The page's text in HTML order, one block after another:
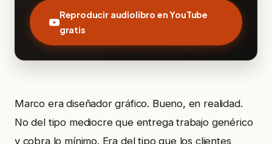
Reproducir audiolibro en YouTube
gratis
Marco era diseñador gráfico. Bueno, en realidad.
No del tipo mediocre que entrega trabajo genérico
y cobra lo mínimo. Era del tipo que los clientes